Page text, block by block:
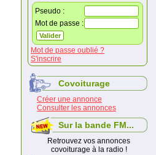
Pseudo :
Mot de passe :
Mot de passe oublié ?
S'inscrire
Covoiturage
Créer une annonce
Consulter les annonces
Sur la bande FM...
Retrouvez vos annonces
covoiturage à la radio !